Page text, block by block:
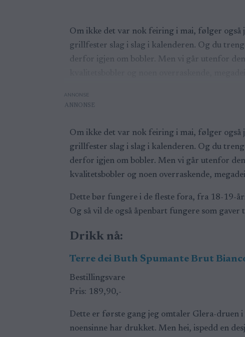
Om ikke det var nok feiring i mai, følger også
grillfester slag i slag i kalenderen. Og du
derfor igjen om bobler. Men vi går utenfor
ANNONSE
Om ikke det var nok feiring i mai, følger også
grillfester slag i slag i kalenderen. Og du
derfor igjen om bobler. Men vi går utenfor
kvalitetsbobler og noen overraskende,
Dette bør fungere i de fleste fora, fra 18-19-
Og så vil de også åpenbart fungere som gaver
Drikk nå:
Terre dei Buth Spumante Brut
Bestillingsvare
Pris: 189,90,-
Dette er første gang jeg omtaler Glera-druen
noensinne har drukket. Men hei, ispedd en